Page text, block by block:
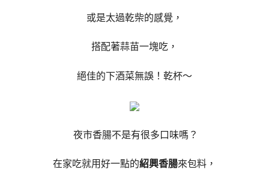
或是太過乾柴的感覺，
搭配著蒜苗一塊吃，
絕佳的下酒菜無誤！乾杯～
夜市香腸不是有很多口味嗎？
在家吃就用好一點的紹興香腸來包料，